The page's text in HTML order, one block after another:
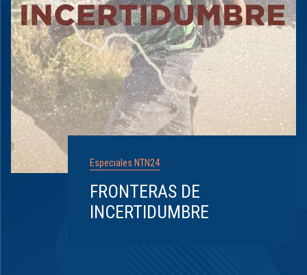
Especiales NTN24
FRONTERAS DE
INCERTIDUMBRE